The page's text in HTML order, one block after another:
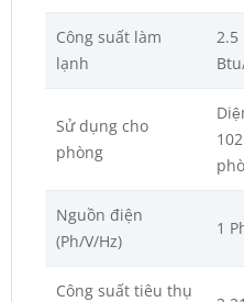
Công suất làm
lạnh
2.5
Sử dụng cho
phòng
Nguồn điện
(Ph/V/Hz)
1
Công suất tiêu thụ